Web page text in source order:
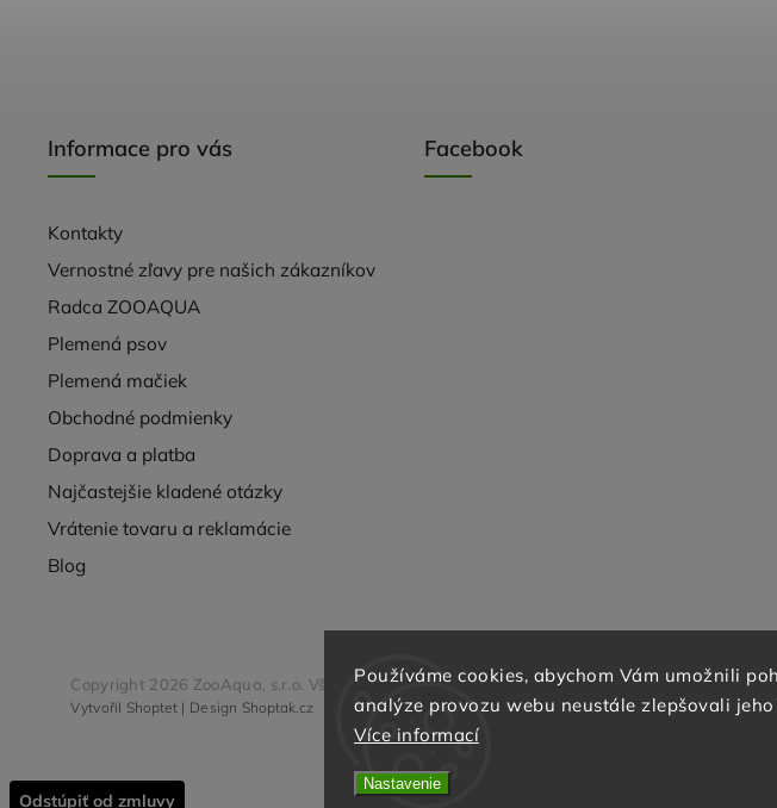
Používáme cookies, abychom Vám umožnili
analýze provozu webu neustále zlepšovali
Více informací
Nastavenie
Informace pro vás
Kontakty
Vernostné zľavy pre našich zákazníkov
Radca ZOOAQUA
Plemená psov
Plemená mačiek
Obchodné podmienky
Doprava a platba
Najčastejšie kladené otázky
Vrátenie tovaru a reklamácie
Blog
Facebook
Copyright 2026 ZooAqua, s.r.o . Všetky práva vyhradené.
Vytvořil Shoptet | Design Shoptak.cz
Odstúpiť od zmluvy